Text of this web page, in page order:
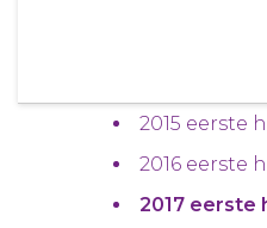
2015 eerste
2016 eerste
2017 eerste